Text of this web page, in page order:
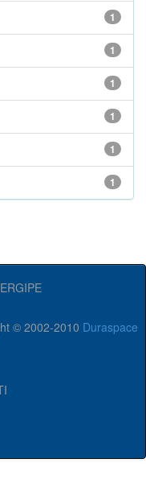
1
1
1
1
1
1
© 2002-2010 Duraspace